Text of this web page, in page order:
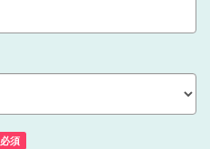
必須